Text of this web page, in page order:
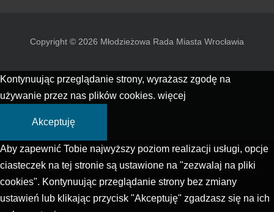
Copyright © 2026 Młodzieżowa Rada Miasta Wrocławia
Kontynuując przeglądanie strony, wyrażasz zgodę na
używanie przez nas plików cookies. więcej
Akceptuję
Aby zapewnić Tobie najwyższy poziom realizacji usługi, opcje
ciasteczek na tej stronie są ustawione na "zezwalaj na pliki
cookies". Kontynuując przeglądanie strony bez zmiany
ustawień lub klikając przycisk "Akceptuję" zgadzasz się na ich